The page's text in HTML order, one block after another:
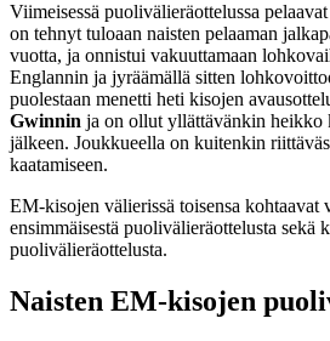
Viimeisessä puolivälieräottelussa
on tehnyt tuloaan naisten pelaaman
vuotta, ja onnistui vakuuttamaan
Englannin ja jyräämällä sitten
puolestaan menetti heti kisojen
Gwinnin ja on ollut yllättävänkin heikko
jälkeen. Joukkueella on kuitenkin
kaatamiseen.
EM-kisojen välierissä toisensa kohtaavat
ensimmäisestä puolivälieräottelusta sekä
puolivälieräottelusta.
Naisten EM-kisojen